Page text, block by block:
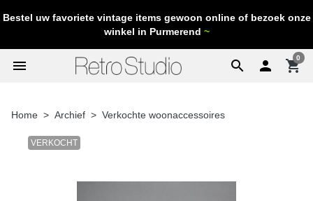
Bestel uw favoriete vintage items gewoon online of bezoek onze
winkel in Purmerend ~
search
menu  shopping_cart
0
Home Archief Verkochte woonaccessoires
VERKOCHT